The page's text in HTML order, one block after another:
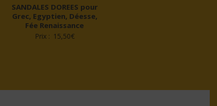
SANDALES DOREES pour
Grec, Egyptien, Déesse,
Fée Renaissance
Prix : 15,50€